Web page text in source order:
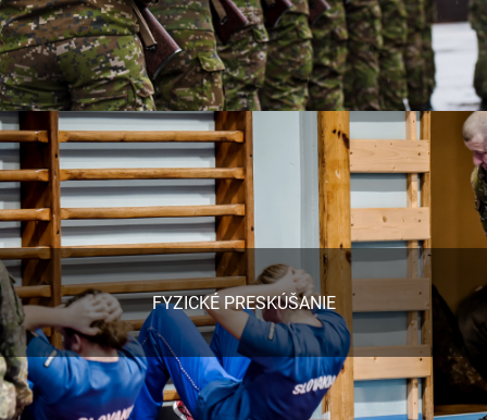
FYZICKÉ PRESKÚŠANIE